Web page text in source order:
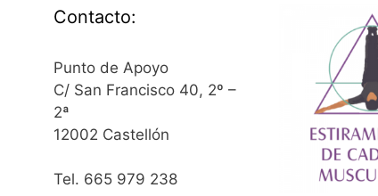
Contacto:
Punto de Apoyo
C/ San Francisco 40, 2º –
2ª
12002 Castellón
Tel. 665 979 238